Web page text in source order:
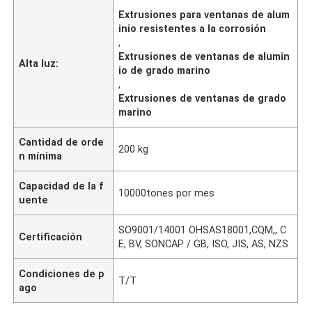
Alta luz:
Extrusiones para ventanas de alum
inio resistentes a la corrosión
,
Extrusiones de ventanas de alumin
io de grado marino
,
Extrusiones de ventanas de grado
marino
Cantidad de orde
n mínima
200 kg
Capacidad de la f
uente
10000tones por mes
Certificación
SO9001/14001 OHSAS18001,CQM,, C
E, BV, SONCAP / GB, ISO, JIS, AS, NZS
Condiciones de p
ago
T/T